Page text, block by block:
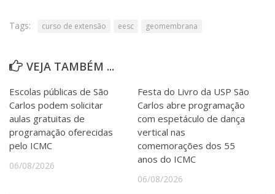
Tags: curso de extensão eesc geomembrana
VEJA TAMBÉM ...
Escolas públicas de São
Carlos podem solicitar
aulas gratuitas de
programação oferecidas
pelo ICMC
06/08/2026
Festa do Livro da USP São
Carlos abre programação
com espetáculo de dança
vertical nas
comemorações dos 55
anos do ICMC
06/08/2026